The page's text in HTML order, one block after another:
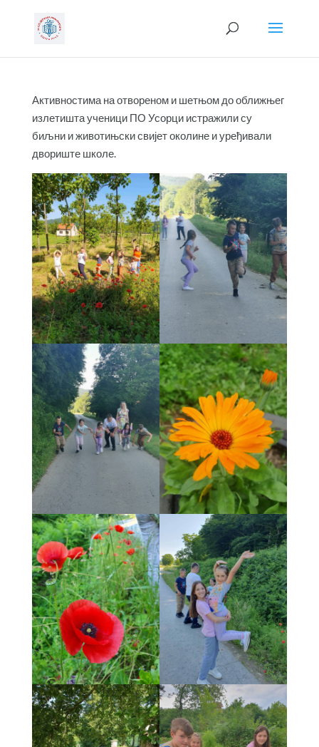
Активностима на отвореном и шетњом до оближњег
излетишта ученици ПО Усорци истражили су
биљни и животињски свијет околине и уређивали
двориште школе.